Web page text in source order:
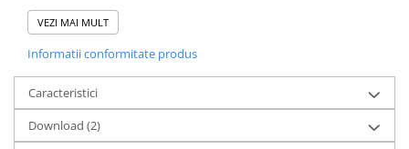
Marine & Caravan
APC
Pachete acumulatori VRLA
Sisteme de management (BMS)
Redresoare, incarcatoare si testere
Acumulatorii AGM super ciclici sunt recomandati pentru
frecvente de 60-80% din capacitate.
VRLA AGM: durata de viata proiectata 7-10 ani
VEZI MAI MULT
Informatii conformitate produs
Caracteristici
Download (2)